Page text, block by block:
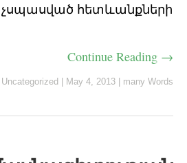
հետևանքների
Continue Reading →
Uncategorized May 4, 2013 many Words